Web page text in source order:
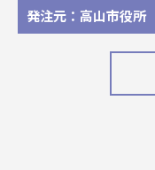
発注元：高山市役所